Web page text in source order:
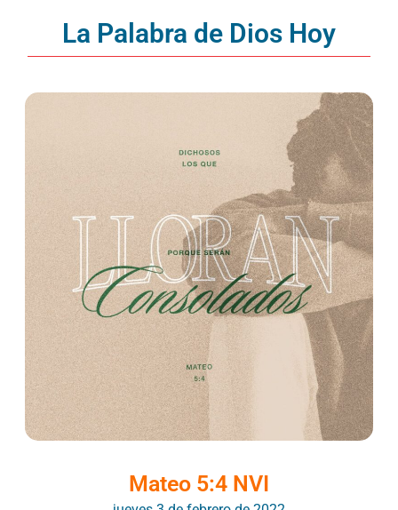
La Palabra de Dios Hoy
Mateo 5:4 NVI